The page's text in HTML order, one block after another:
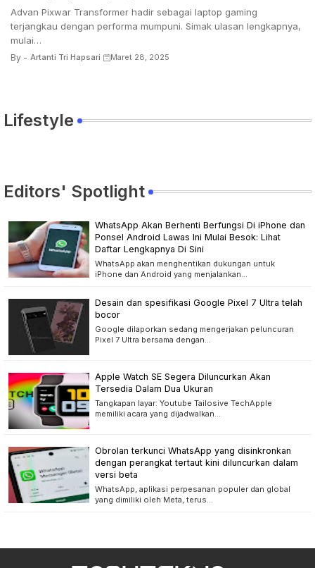
Advan Pixwar Transformer hadir sebagai laptop gaming
terjangkau dengan performa mumpuni. Simak ulasan lengkapnya,
mulai…
By - Artanti Tri Hapsari Maret 28, 2025
Lifestyle
Editors' Spotlight
WhatsApp Akan Berhenti Berfungsi Di iPhone dan
Ponsel Android Lawas Ini Mulai Besok: Lihat
Daftar Lengkapnya Di Sini
WhatsApp akan menghentikan dukungan untuk
iPhone dan Android yang menjalankan…
Desain dan spesifikasi Google Pixel 7 Ultra telah
bocor
Google dilaporkan sedang mengerjakan peluncuran
Pixel 7 Ultra bersama dengan…
Apple Watch SE Segera Diluncurkan Akan
Tersedia Dalam Dua Ukuran
Tangkapan layar: Youtube Tailosive TechApple
memiliki acara yang dijadwalkan…
Obrolan terkunci WhatsApp yang disinkronkan
dengan perangkat tertaut kini diluncurkan dalam
versi beta
WhatsApp, aplikasi perpesanan populer dan global
yang dimiliki oleh Meta, terus…